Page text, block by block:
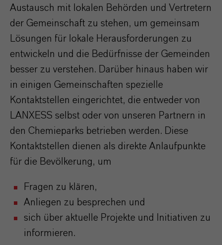
Austausch mit lokalen Behörden und Vertretern
der Gemeinschaft zu stehen, um gemeinsam
Lösungen für lokale Herausforderungen zu
entwickeln und die Bedürfnisse der Gemeinden
besser zu verstehen. Darüber hinaus haben wir
in einigen Gemeinschaften spezielle
Kontaktstellen eingerichtet, die entweder von
LANXESS selbst oder von unseren Partnern in
den Chemieparks betrieben werden. Diese
Kontaktstellen dienen als direkte Anlaufpunkte
für die Bevölkerung, um
Fragen zu klären,
Anliegen zu besprechen und
sich über aktuelle Projekte und Initiativen zu
informieren.